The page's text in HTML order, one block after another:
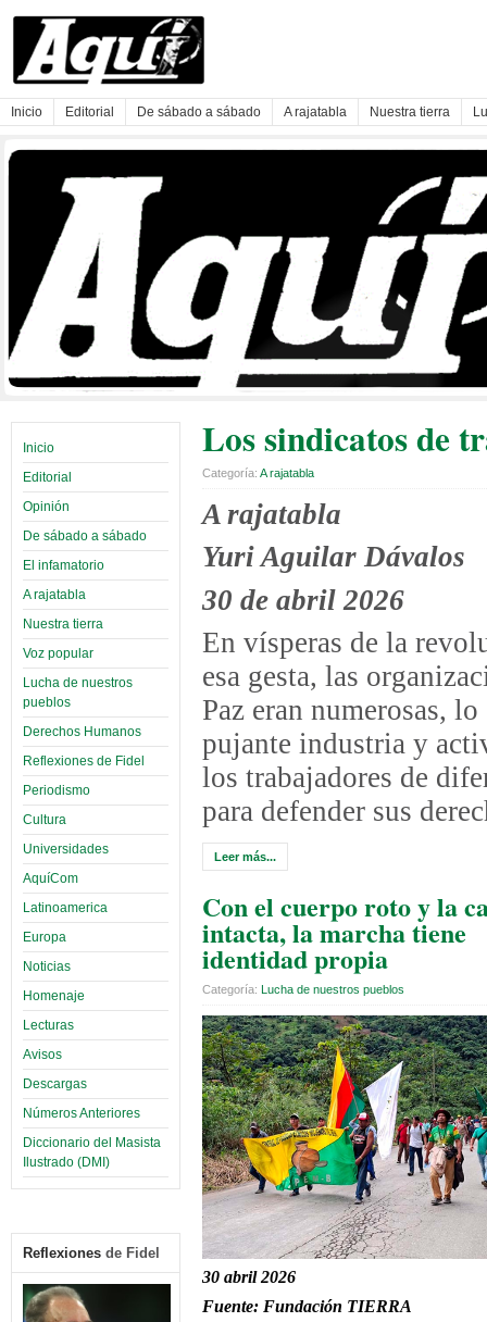
Inicio Editorial De sábado a sábado A rajatabla Nuestra tierra
Inicio
Editorial
Opinión
De sábado a sábado
El infamatorio
A rajatabla
Nuestra tierra
Voz popular
Lucha de nuestros
pueblos
Derechos Humanos
Reflexiones de Fidel
Periodismo
Cultura
Universidades
AquíCom
Latinoamerica
Europa
Noticias
Homenaje
Lecturas
Avisos
Descargas
Números Anteriores
Diccionario del Masista
Ilustrado (DMI)
Reflexiones de Fidel
Los sindicatos de
Categoría: A rajatabla
A rajatabla
Yuri Aguilar Dávalos
30 de abril 2026
En vísperas de la
esa gesta, las
Paz eran numerosas,
pujante industria y
los trabajadores de
para defender sus
Leer más...
Con el cuerpo roto y la
intacta, la marcha tiene
identidad propia
Categoría: Lucha de nuestros pueblos
30 abril 2026
Fuente: Fundación TIERRA